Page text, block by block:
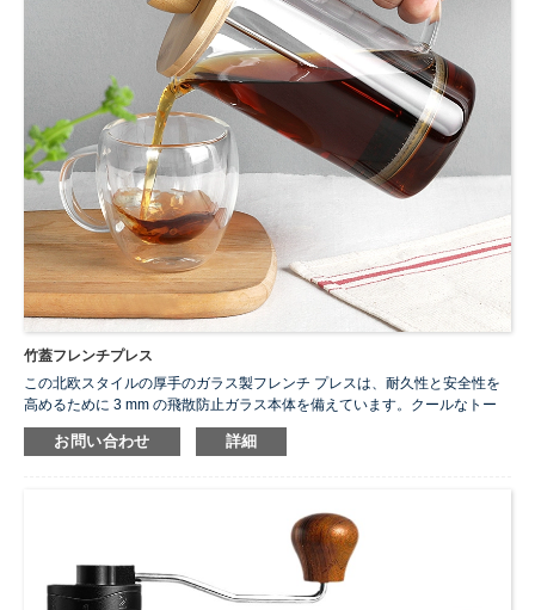
竹蓋フレンチプレス
この北欧スタイルの厚手のガラス製フレンチ プレスは、耐久性と安全性を
高めるために 3 mm の飛散防止ガラス本体を備えています。クールなトー
ンのミニマルなデザインは、モダンなインテリアにスムーズに溶け込みま
す。この多用途ケトルは、内蔵システムのおかげで、香り豊かなコーヒー
テクスチャーを正確に制御でき、人間工学に基づいた滑り止めハンドルに
より快適な取り扱いが保証されます。モーニングコーヒーにもアフタヌー
ンティーにも最適なこのスタイリッシュな家電は、実用性と美しいデザイ
ンを兼ね備えており、質の高い生活に欠かせない日用品となっています。
お問い合わせ 詳細